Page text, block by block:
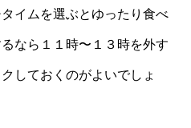
イムを選ぶとゆったり食べ
なら１１時〜１３時を外す
しておくのがよいでしょ